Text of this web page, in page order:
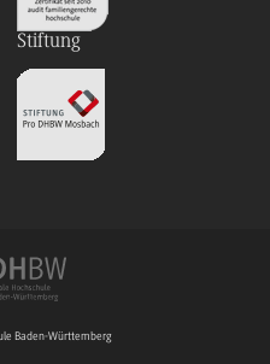
Stiftung
Baden-Württemberg